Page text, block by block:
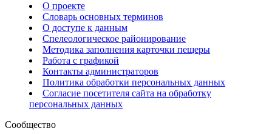
О проекте
Словарь основных терминов
О доступе к данным
Спелеологическое районирование
Методика заполнения карточки пещеры
Работа с графикой
Контакты администраторов
Политика обработки персональных данных
Согласие посетителя сайта на обработку
персональных данных
Сообщество